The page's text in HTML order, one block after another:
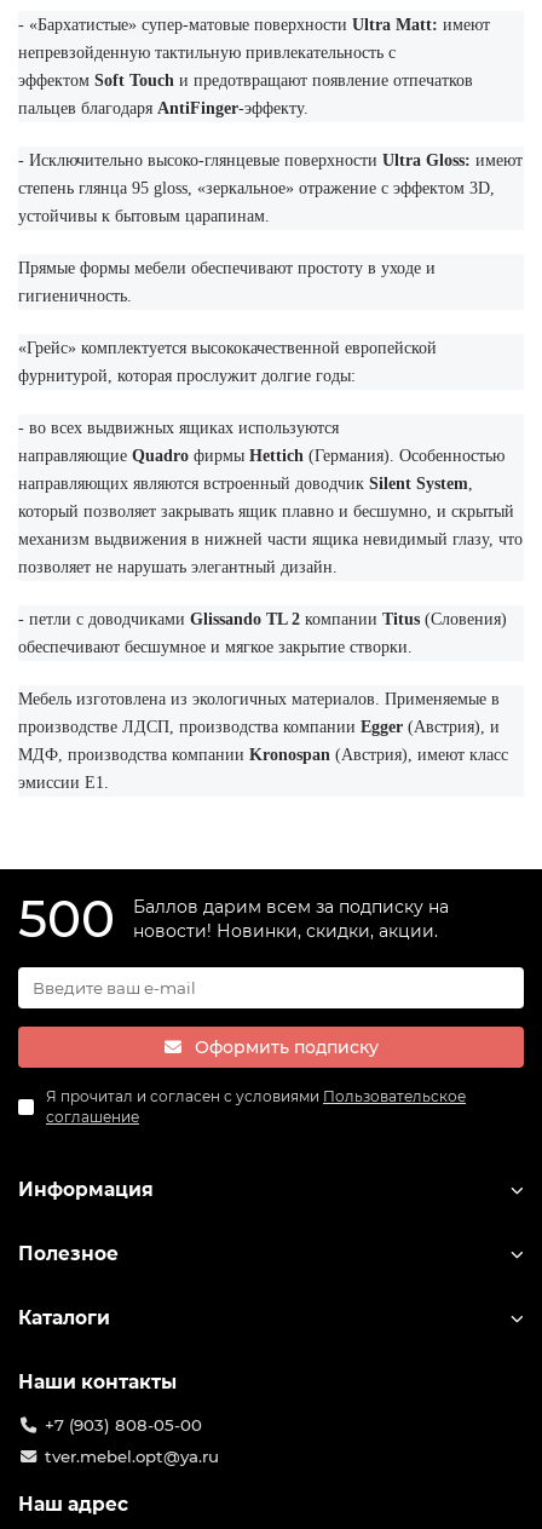
- «Бархатистые» супер-матовые поверхности Ultra Matt: имеют
непревзойденную тактильную привлекательность с
эффектом Soft Touch и предотвращают появление отпечатков
пальцев благодаря AntiFinger-эффекту.
- Исключительно высоко-глянцевые поверхности Ultra Gloss: имеют
степень глянца 95 gloss, «зеркальное» отражение с эффектом 3D,
устойчивы к бытовым царапинам.
Прямые формы мебели обеспечивают простоту в уходе и
гигиеничность.
«Грейс» комплектуется высококачественной европейской
фурнитурой, которая прослужит долгие годы:
- во всех выдвижных ящиках используются
направляющие Quadro фирмы Hettich (Германия). Особенностью
направляющих являются встроенный доводчик Silent System
который позволяет закрывать ящик плавно и бесшумно, и скрытый
механизм выдвижения в нижней части ящика невидимый глазу, что
позволяет не нарушать элегантный дизайн.
- петли с доводчиками Glissando TL 2 компании Titus (Словения)
обеспечивают бесшумное и мягкое закрытие створки.
Мебель изготовлена из экологичных материалов. Применяемые в
производстве ЛДСП, производства компании Egger (Австрия), и
МДФ, производства компании Kronospan (Австрия), имеют класс
эмиссии Е1.
500
Баллов дарим всем за подписку на
новости! Новинки, скидки, акции.
Оформить подписку
Я прочитал и согласен с условиями Пользовательское
соглашение
Информация
Полезное
Каталоги
Наши контакты
+7 (903) 808-05-00
tver.mebel.opt@ya.ru
Наш адрес